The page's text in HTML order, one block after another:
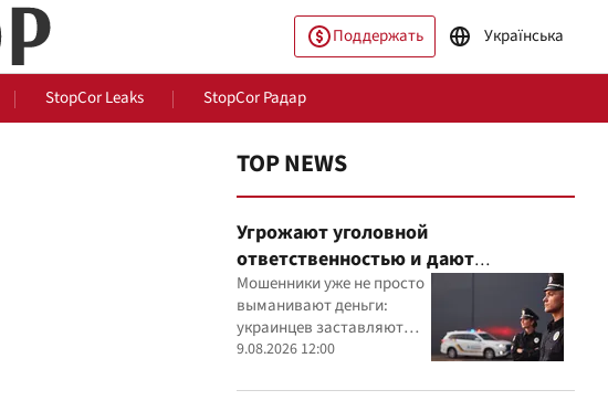
Поддержать Українська
StopCor Leaks StopCor Радар
TOP NEWS
Угрожают уголовной
ответственностью и дают
преступные приказы: Нацполиция
бьет тревогу
Мошенники уже не просто
выманивают деньги:
украинцев заставляют
выполнять преступные
9.08.2026 12:00